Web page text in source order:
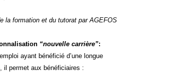
la formation et du tutorat par AGEFOS
“nouvelle carrière”:
ayant bénéficié d’une longue
il permet aux bénéficiaires :